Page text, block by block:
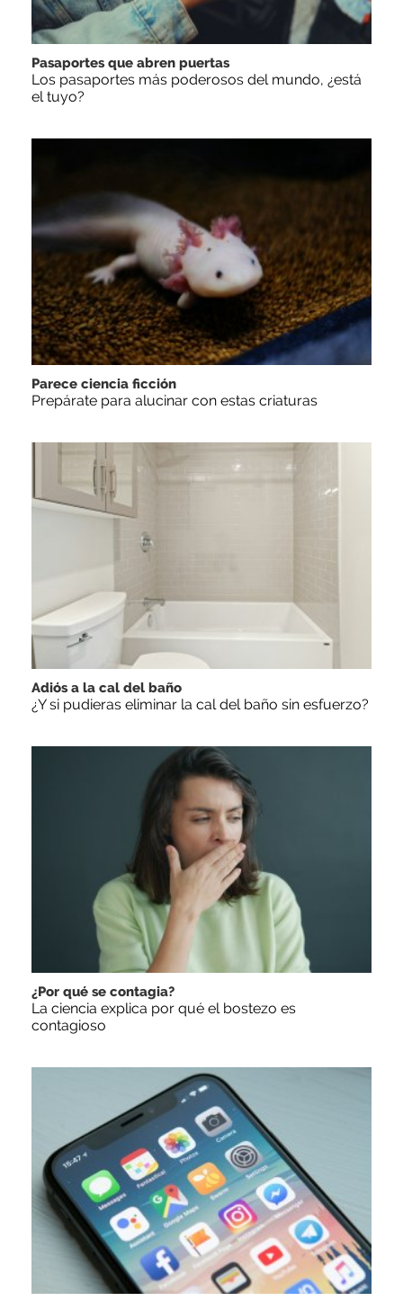
Pasaportes que abren puertas
Los pasaportes más poderosos del mundo, ¿está
el tuyo?
Parece ciencia ficción
Prepárate para alucinar con estas criaturas
Adiós a la cal del baño
¿Y si pudieras eliminar la cal del baño sin esfuerzo?
¿Por qué se contagia?
La ciencia explica por qué el bostezo es
contagioso